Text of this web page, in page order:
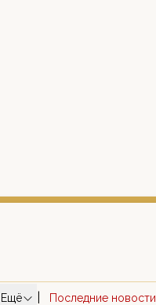
Ещё Последние новости